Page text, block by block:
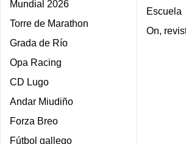
Mundial 2026
Torre de Marathon
Grada de Río
Opa Racing
CD Lugo
Andar Miudiño
Forza Breo
Fútbol gallego
Escuela
On,